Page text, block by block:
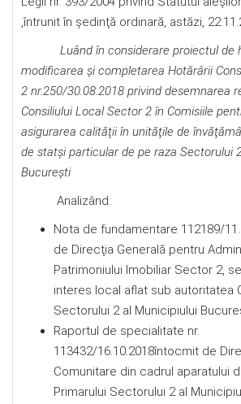
,întrunit în şedinţă ordinară, astăzi,
Luând în considerare proiectul de
modificarea şi completarea Hotărârii
2 nr.250/30.08.2018 privind desemnarea
Consiliului Local Sector 2 în Comisiile
asigurarea calităţii în unităţile de
de statşi particular de pe raza Sectorului
Bucureşti
Analizând:
Nota de fundamentare 112189/
de Direcţia Generală pentru
Patrimoniului Imobiliar Sector 2,
interes local aflat sub autoritatea
Sectorului 2 al Municipiului
Raportul de specialitate nr.
113432/16.10.2018întocmit de
Comunitare din cadrul aparatului
Primarului Sectorului 2 al